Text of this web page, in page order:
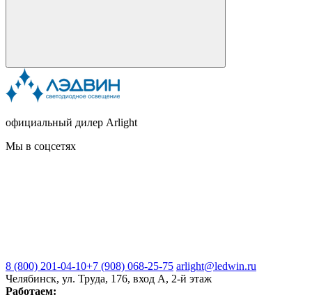
официальный дилер Arlight
Мы в соцсетях
8 (800) 201-04-10+7 (908) 068-25-75 arlight@ledwin.ru
Челябинск, ул. Труда, 176, вход А, 2-й этаж
Работаем: